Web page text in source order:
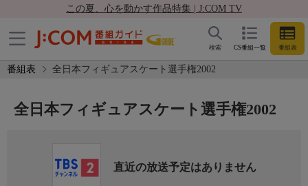
この夏、心を動かす作品特集 | J:COM TV
CS番組一覧 番組表
検索
番組表 全日本フィギュアスケート選手権2002
全日本フィギュアスケート選手権2002
直近の放送予定はありません